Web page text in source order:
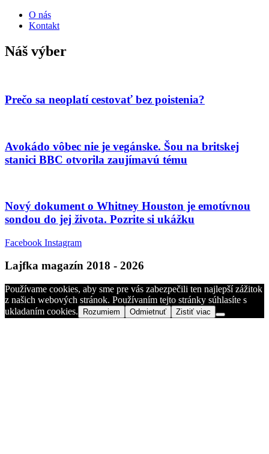
O nás
Kontakt
Náš výber
Prečo sa neoplatí cestovať bez poistenia?
Avokádo vôbec nie je vegánske. Šou na britskej
stanici BBC otvorila zaujímavú tému
Nový dokument o Whitney Houston je emotívnou
sondou do jej života. Pozrite si ukážku
Facebook Instagram
Lajfka magazín 2018 - 2026
Používame cookies, aby sme pre vás zabezpečili ten najlepší zážitok
z našich webových stránok. Používaním tejto stránky súhlasíte s
ukladaním cookies.
Rozumiem Odmietnuť Zistiť viac